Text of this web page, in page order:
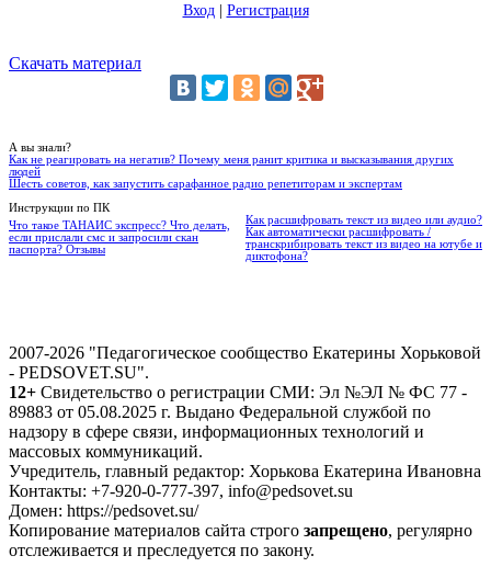
Вход| Регистрация
Скачать материал
А вы знали?
Как не реагировать на негатив? Почему меня ранит критика и высказывания других
людей
Шесть советов, как запустить сарафанное радио репетиторам и экспертам
Инструкции по ПК
Что такое ТАНАИС экспресс? Что делать,
если прислали смс и запросили скан
паспорта? Отзывы
Как расшифровать текст из видео или аудио?
Как автоматически расшифровать /
транскрибировать текст из видео на ютубе и
диктофона?
2007-2026 "Педагогическое сообщество Екатерины Хорьковой
- PEDSOVET.SU".
12+ Свидетельство о регистрации СМИ: Эл №ЭЛ № ФС 77 -
89883 от 05.08.2025 г. Выдано Федеральной службой по
надзору в сфере связи, информационных технологий и
массовых коммуникаций.
Учредитель, главный редактор: Хорькова Екатерина Ивановна
Контакты: +7-920-0-777-397, info@pedsovet.su
Домен: https://pedsovet.su/
Копирование материалов сайта строго запрещено, регулярно
отслеживается и преследуется по закону.